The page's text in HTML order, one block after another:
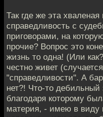
Так где же эта
справедливость с
приговорами, на
прочие? Вопрос это
жизнь то одна! (Или
честно живет
"справедливости". А
нет?! Что-то дебильный
благодаря которому
материя, - имею в виду